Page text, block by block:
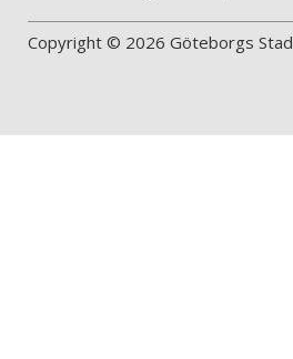
Copyright © 2026 Göteborgs Stad